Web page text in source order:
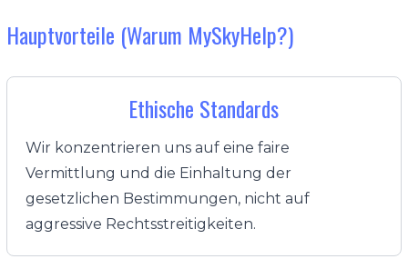
Hauptvorteile (Warum MySkyHelp?)
Ethische Standards
Wir konzentrieren uns auf eine faire
Vermittlung und die Einhaltung der
gesetzlichen Bestimmungen, nicht auf
aggressive Rechtsstreitigkeiten.